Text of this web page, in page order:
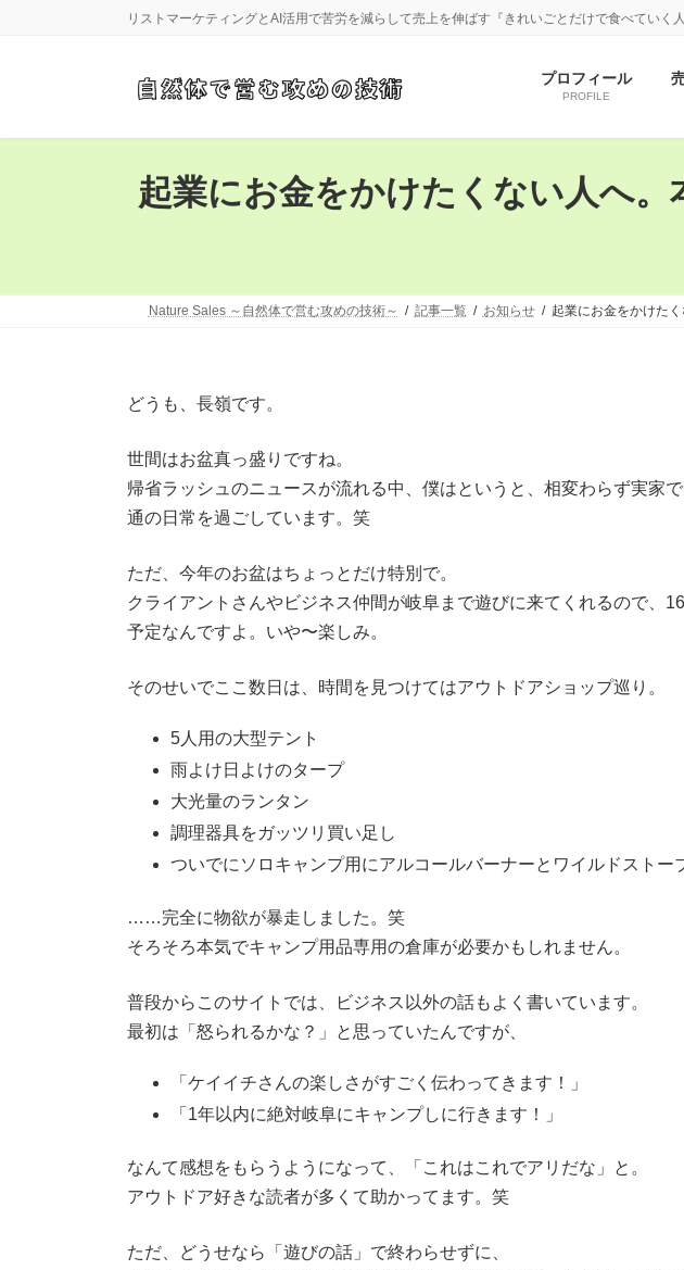
リストマーケティングとAI活用で苦労を減らして売上を伸ばす『きれいごとだけで食べていく
プロフィール
PROFILE
起業にお金をかけたくない人へ
Nature Sales ～自然体で営む攻めの技術～ 記事一覧 お知らせ 起業にお金をかけた
どうも、長嶺です。
世間はお盆真っ盛りですね。
帰省ラッシュのニュースが流れる中、僕はというと、相変わらず実家
通の日常を過ごしています。笑
ただ、今年のお盆はちょっとだけ特別で。
クライアントさんやビジネス仲間が岐阜まで遊びに来てくれるので、
予定なんですよ。いや〜楽しみ。
そのせいでここ数日は、時間を見つけてはアウトドアショップ巡り。
5人用の大型テント
雨よけ日よけのタープ
大光量のランタン
調理器具をガッツリ買い足し
ついでにソロキャンプ用にアルコールバーナーとワイルドストー
……完全に物欲が暴走しました。笑
そろそろ本気でキャンプ用品専用の倉庫が必要かもしれません。
普段からこのサイトでは、ビジネス以外の話もよく書いています。
最初は「怒られるかな？」と思っていたんですが、
「ケイイチさんの楽しさがすごく伝わってきます！」
「1年以内に絶対岐阜にキャンプしに行きます！」
なんて感想をもらうようになって、「これはこれでアリだな」と。
アウトドア好きな読者が多くて助かってます。笑
ただ、どうせなら「遊びの話」で終わらせずに、